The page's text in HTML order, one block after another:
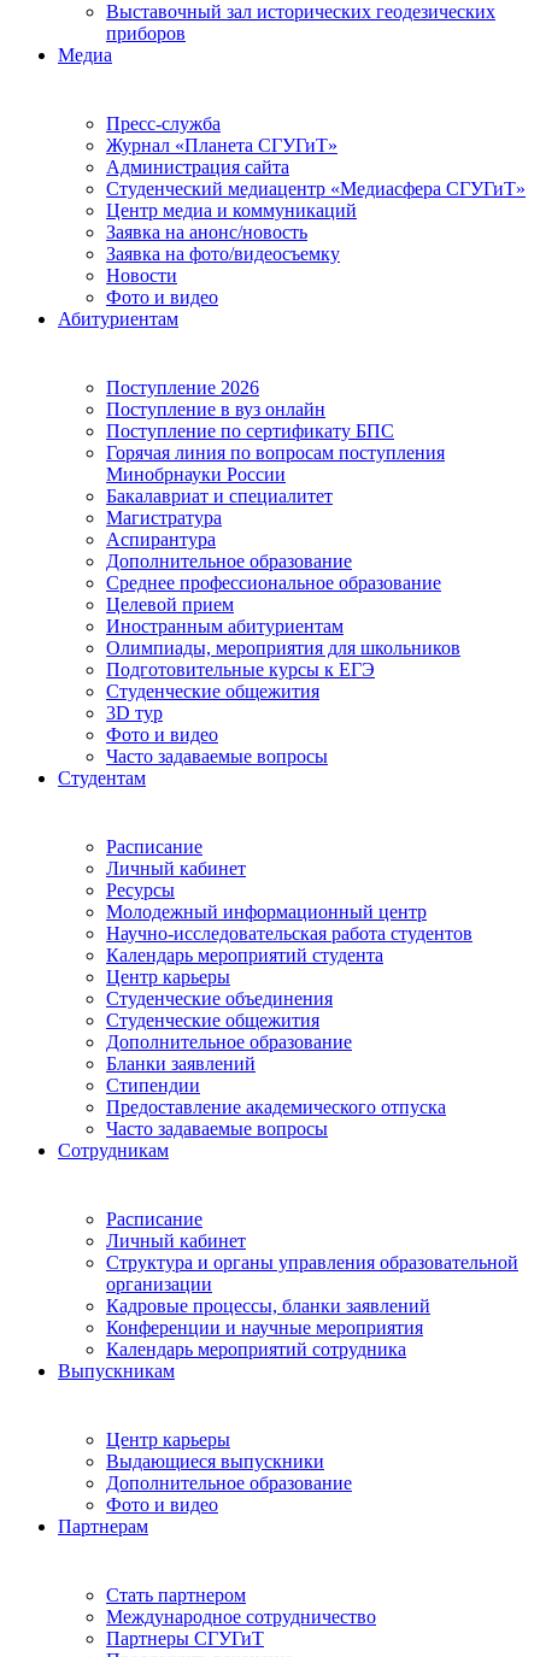
Выставочный зал исторических геодезических
приборов
Медиа
Пресс-служба
Журнал «Планета СГУГиТ»
Администрация сайта
Студенческий медиацентр «Медиасфера СГУГиТ»
Центр медиа и коммуникаций
Заявка на анонс/новость
Заявка на фото/видеосъемку
Новости
Фото и видео
Абитуриентам
Поступление 2026
Поступление в вуз онлайн
Поступление по сертификату БПС
Горячая линия по вопросам поступления
Минобрнауки России
Бакалавриат и специалитет
Магистратура
Аспирантура
Дополнительное образование
Среднее профессиональное образование
Целевой прием
Иностранным абитуриентам
Олимпиады, мероприятия для школьников
Подготовительные курсы к ЕГЭ
Студенческие общежития
3D тур
Фото и видео
Часто задаваемые вопросы
Студентам
Расписание
Личный кабинет
Ресурсы
Молодежный информационный центр
Научно-исследовательская работа студентов
Календарь мероприятий студента
Центр карьеры
Студенческие объединения
Студенческие общежития
Дополнительное образование
Бланки заявлений
Стипендии
Предоставление академического отпуска
Часто задаваемые вопросы
Сотрудникам
Расписание
Личный кабинет
Структура и органы управления образовательной
организации
Кадровые процессы, бланки заявлений
Конференции и научные мероприятия
Календарь мероприятий сотрудника
Выпускникам
Центр карьеры
Выдающиеся выпускники
Дополнительное образование
Фото и видео
Партнерам
Стать партнером
Международное сотрудничество
Партнеры СГУГиТ